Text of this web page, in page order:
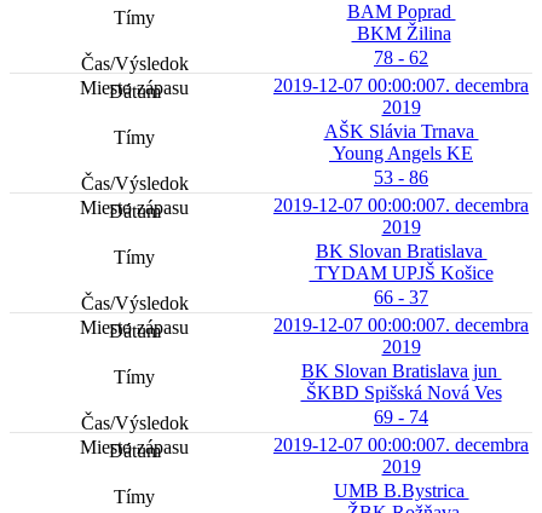
BAM Poprad
BKM Žilina
78 - 62
2019-12-07 00:00:007. decembra
2019
AŠK Slávia Trnava
Young Angels KE
53 - 86
2019-12-07 00:00:007. decembra
2019
BK Slovan Bratislava
TYDAM UPJŠ Košice
66 - 37
2019-12-07 00:00:007. decembra
2019
BK Slovan Bratislava jun
ŠKBD Spišská Nová Ves
69 - 74
2019-12-07 00:00:007. decembra
2019
UMB B.Bystrica